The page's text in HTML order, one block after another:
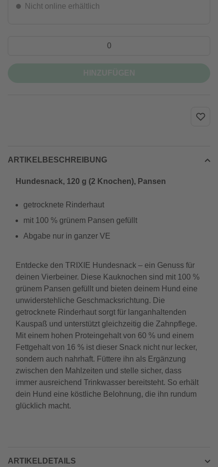
Nicht online erhältlich
ARTIKELBESCHREIBUNG
Hundesnack, 120 g (2 Knochen), Pansen
getrocknete Rinderhaut
mit 100 % grünem Pansen gefüllt
Abgabe nur in ganzer VE
Entdecke den TRIXIE Hundesnack – ein Genuss für
deinen Vierbeiner. Diese Kauknochen sind mit 100 %
grünem Pansen gefüllt und bieten deinem Hund eine
unwiderstehliche Geschmacksrichtung. Die
getrocknete Rinderhaut sorgt für langanhaltenden
Kauspaß und unterstützt gleichzeitig die Zahnpflege.
Mit einem hohen Proteingehalt von 60 % und einem
Fettgehalt von 16 % ist dieser Snack nicht nur lecker,
sondern auch nahrhaft. Füttere ihn als Ergänzung
zwischen den Mahlzeiten und stelle sicher, dass
immer ausreichend Trinkwasser bereitsteht. So erhält
dein Hund eine köstliche Belohnung, die ihn rundum
glücklich macht.
ARTIKELDETAILS